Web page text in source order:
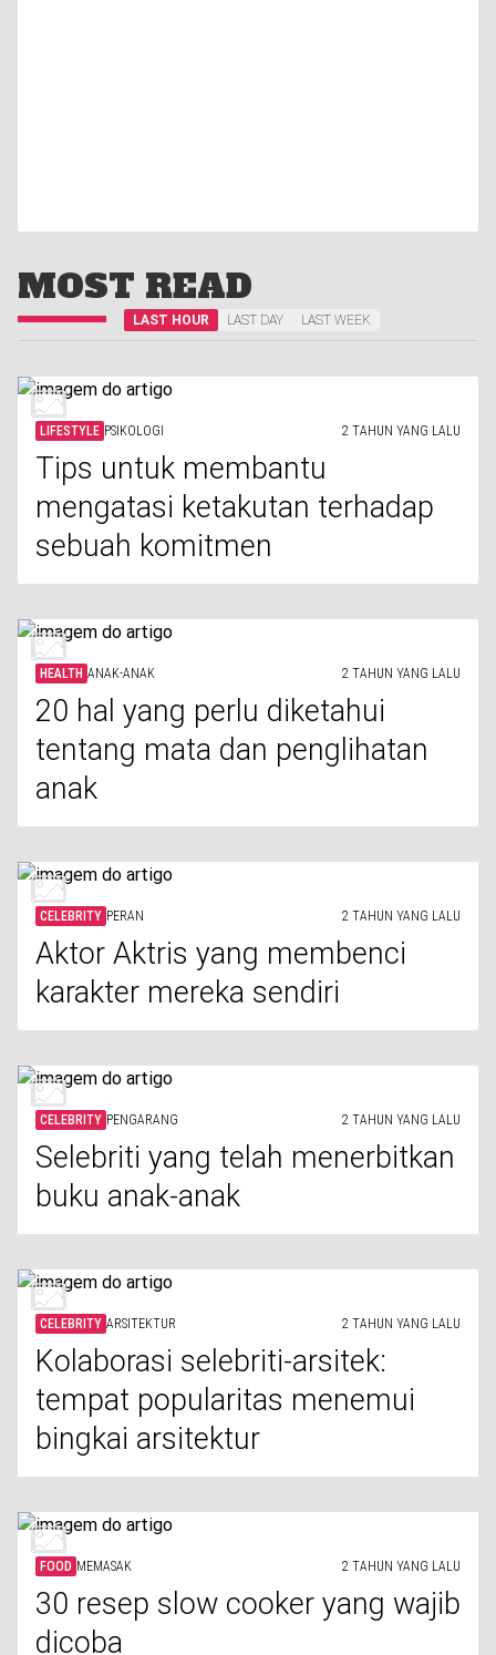
MOST READ
LAST HOUR LAST DAY LAST WEEK
LIFESTYLE PSIKOLOGI 2 TAHUN YANG LALU
Tips untuk membantu
mengatasi ketakutan terhadap
sebuah komitmen
HEALTH ANAK-ANAK 2 TAHUN YANG LALU
20 hal yang perlu diketahui
tentang mata dan penglihatan
anak
CELEBRITY PERAN 2 TAHUN YANG LALU
Aktor Aktris yang membenci
karakter mereka sendiri
CELEBRITY PENGARANG 2 TAHUN YANG LALU
Selebriti yang telah menerbitkan
buku anak-anak
CELEBRITY ARSITEKTUR 2 TAHUN YANG LALU
Kolaborasi selebriti-arsitek:
tempat popularitas menemui
bingkai arsitektur
FOOD MEMASAK 2 TAHUN YANG LALU
30 resep slow cooker yang wajib
dicoba